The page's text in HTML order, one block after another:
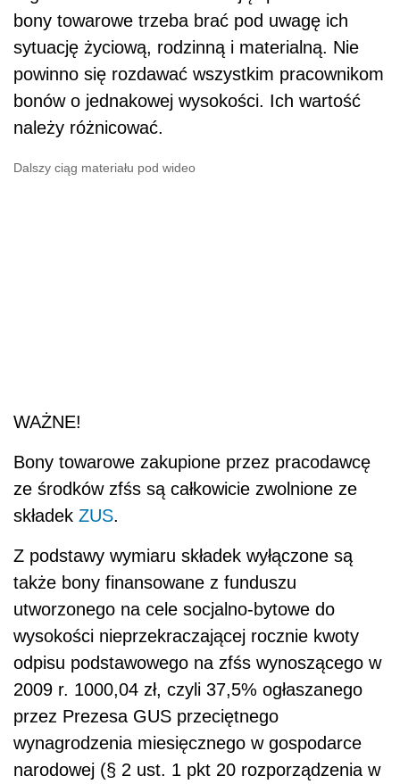
bony towarowe trzeba brać pod uwagę ich
sytuację życiową, rodzinną i materialną. Nie
powinno się rozdawać wszystkim pracownikom
bonów o jednakowej wysokości. Ich wartość
należy różnicować.
Dalszy ciąg materiału pod wideo
WAŻNE!
Bony towarowe zakupione przez pracodawcę
ze środków zfśs są całkowicie zwolnione ze
składek ZUS.
Z podstawy wymiaru składek wyłączone są
także bony finansowane z funduszu
utworzonego na cele socjalno-bytowe do
wysokości nieprzekraczającej rocznie kwoty
odpisu podstawowego na zfśs wynoszącego w
2009 r. 1000,04 zł, czyli 37,5% ogłaszanego
przez Prezesa GUS przeciętnego
wynagrodzenia miesięcznego w gospodarce
narodowej (§ 2 ust. 1 pkt 20 rozporządzenia w